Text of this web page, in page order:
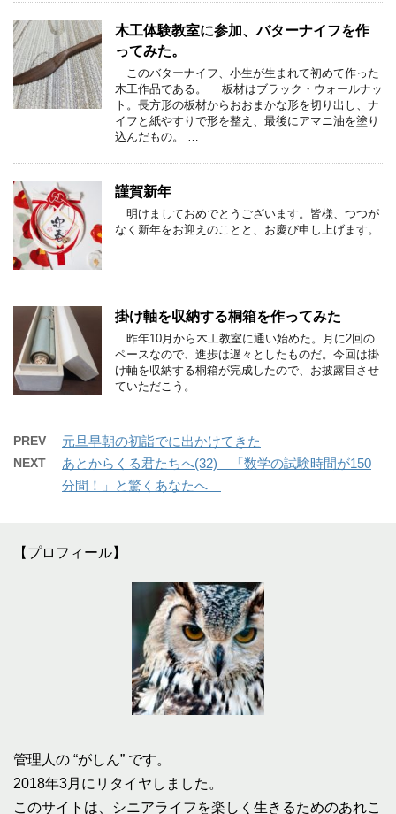
木工体験教室に参加、バターナイフを作
ってみた。
このバターナイフ、小生が生まれて初めて作った
木工作品である。 板材はブラック・ウォールナッ
ト。長方形の板材からおおまかな形を切り出し、ナ
イフと紙やすりで形を整え、最後にアマニ油を塗り
込んだもの。 …
謹賀新年
明けましておめでとうございます。皆様、つつが
なく新年をお迎えのことと、お慶び申し上げます。
掛け軸を収納する桐箱を作ってみた
昨年10月から木工教室に通い始めた。月に2回の
ペースなので、進歩は遅々としたものだ。今回は掛
け軸を収納する桐箱が完成したので、お披露目させ
ていただこう。
PREV 元旦早朝の初詣でに出かけてきた
NEXT
あとからくる君たちへ(32) 「数学の試験時間が150
分間！」と驚くあなたへ
【プロフィール】
管理人の “がしん” です。
2018年3月にリタイヤしました。
このサイトは、シニアライフを楽しく生きるためのあれこ